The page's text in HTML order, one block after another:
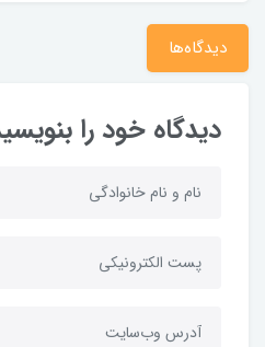
دیدگاه‌ها
دیدگاه خود را